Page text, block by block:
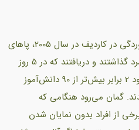
پژوهشگرانِ مركز مطالعاتِ سرماخوردگی در كاردیف در سال 2005، پاهای
90 دانش‌آموز را 20 دقیقه در آبِ سرد گذاشتند و دریافتند كه در 5 روز
آینده کودکانی كه سردشان شده بود 2 برابر بیش‌تر از 90 دانش‌آموز
گمان می‌رود هنگامی كه
از افراد بدون نمایان شدن